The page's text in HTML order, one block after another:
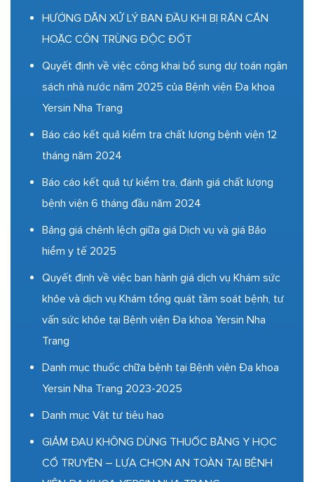
HƯỚNG DẪN XỬ LÝ BAN ĐẦU KHI BỊ RẮN CẮN
HOẶC CÔN TRÙNG ĐỘC ĐỐT
Quyết định về việc công khai bổ sung dự toán ngân
sách nhà nước năm 2025 của Bệnh viện Đa khoa
Yersin Nha Trang
Báo cáo kết quả kiểm tra chất lượng bệnh viện 12
tháng năm 2024
Báo cáo kết quả tự kiểm tra, đánh giá chất lượng
bệnh viện 6 tháng đầu năm 2024
Bảng giá chênh lệch giữa giá Dịch vụ và giá Bảo
hiểm y tế 2025
Quyết định về việc ban hành giá dịch vụ Khám sức
khỏe và dịch vụ Khám tổng quát tầm soát bệnh, tư
vấn sức khỏe tại Bệnh viện Đa khoa Yersin Nha
Trang
Danh mục thuốc chữa bệnh tại Bệnh viện Đa khoa
Yersin Nha Trang 2023-2025
Danh mục Vật tư tiêu hao
GIẢM ĐAU KHÔNG DÙNG THUỐC BẰNG Y HỌC
CỔ TRUYỀN – LỰA CHỌN AN TOÀN TẠI BỆNH